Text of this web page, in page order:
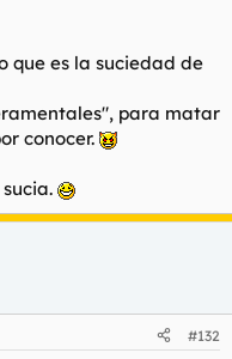
que es la suciedad de
para matar
conocer.
#132